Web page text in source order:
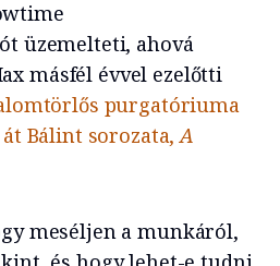
üzemelteti, ahová
másfél évvel ezelőtti
purgatóriuma
Bálint sorozata,A
meséljen a munkáról,